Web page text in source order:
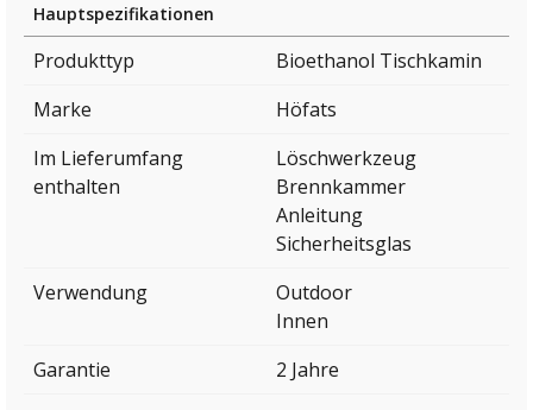
Hauptspezifikationen
Produkttyp
Bioethanol Tischkamin
Marke
Höfats
Im Lieferumfang
enthalten
Löschwerkzeug
Brennkammer
Anleitung
Sicherheitsglas
Verwendung
Outdoor
Innen
Garantie
2 Jahre